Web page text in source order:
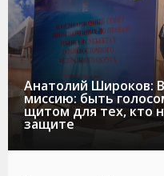
Анатолий Широков:
миссию: быть
щитом для тех, кто
защите